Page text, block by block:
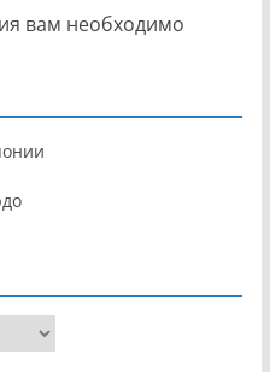
вам необходимо